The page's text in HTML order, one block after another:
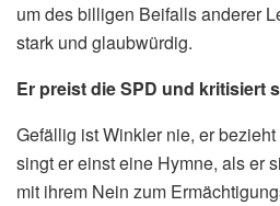
um des billigen Beifalls anderer
stark und glaubwürdig.
Er preist die SPD und kritisiert
Gefällig ist Winkler nie, er
singt er einst eine Hymne, als er
mit ihrem Nein zum